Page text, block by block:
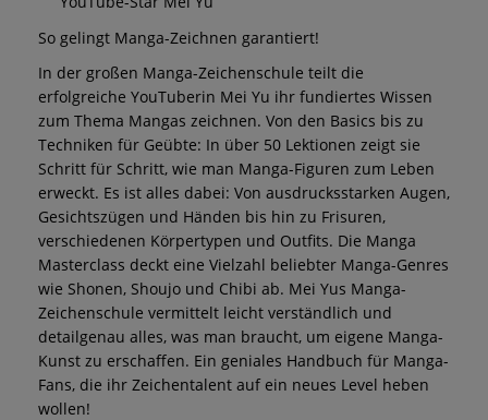
So gelingt Manga-Zeichnen garantiert!
In der großen Manga-Zeichenschule teilt die
erfolgreiche YouTuberin Mei Yu ihr fundiertes Wissen
zum Thema Mangas zeichnen. Von den Basics bis zu
Techniken für Geübte: In über 50 Lektionen zeigt sie
Schritt für Schritt, wie man Manga-Figuren zum Leben
erweckt. Es ist alles dabei: Von ausdrucksstarken Augen,
Gesichtszügen und Händen bis hin zu Frisuren,
verschiedenen Körpertypen und Outfits. Die Manga
Masterclass deckt eine Vielzahl beliebter Manga-Genres
wie Shonen, Shoujo und Chibi ab. Mei Yus Manga-
Zeichenschule vermittelt leicht verständlich und
detailgenau alles, was man braucht, um eigene Manga-
Kunst zu erschaffen. Ein geniales Handbuch für Manga-
Fans, die ihr Zeichentalent auf ein neues Level heben
wollen!